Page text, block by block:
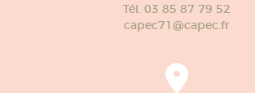
Tél. 03 85 87 79 52
capec71@capec.fr